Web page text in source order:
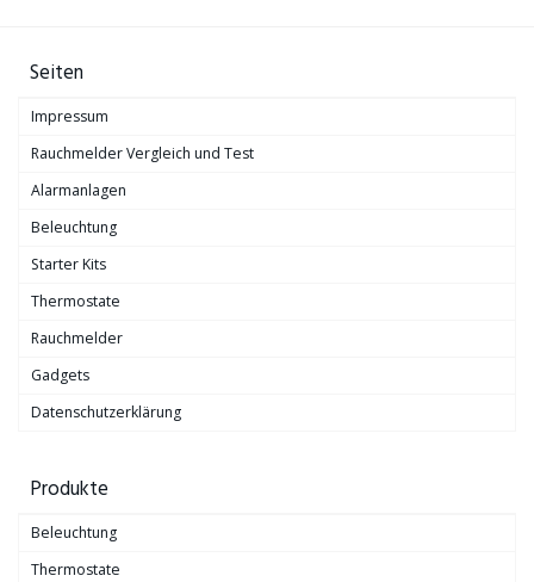
Seiten
Impressum
Rauchmelder Vergleich und Test
Alarmanlagen
Beleuchtung
Starter Kits
Thermostate
Rauchmelder
Gadgets
Datenschutzerklärung
Produkte
Beleuchtung
Thermostate